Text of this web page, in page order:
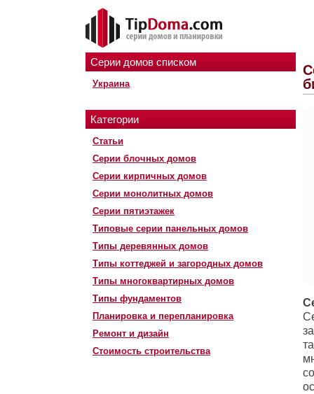
Серии домов списком
Украина
Категории
Статьи
Серии блочных домов
Серии кирпичных домов
Серии монолитных домов
Серии пятиэтажек
Типовые серии панельных домов
Типы деревянных домов
Типы коттеджей и загородных домов
Типы многоквартирных домов
Типы фундаментов
Планировка и перепланировка
Ремонт и дизайн
Стоимость строительства